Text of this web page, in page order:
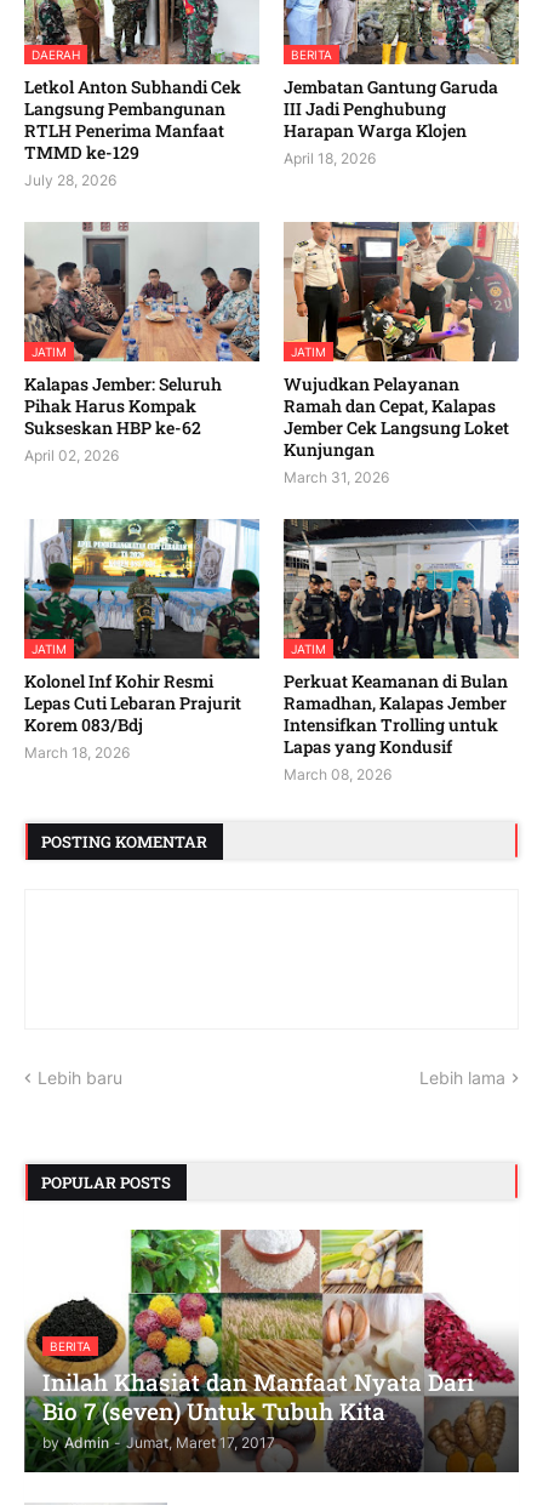
DAERAH
Letkol Anton Subhandi Cek
Langsung Pembangunan
RTLH Penerima Manfaat
TMMD ke-129
July 28, 2026
BERITA
Jembatan Gantung Garuda
III Jadi Penghubung
Harapan Warga Klojen
April 18, 2026
JATIM
Kalapas Jember: Seluruh
Pihak Harus Kompak
Sukseskan HBP ke-62
April 02, 2026
JATIM
Wujudkan Pelayanan
Ramah dan Cepat, Kalapas
Jember Cek Langsung Loket
Kunjungan
March 31, 2026
JATIM
Kolonel Inf Kohir Resmi
Lepas Cuti Lebaran Prajurit
Korem 083/Bdj
March 18, 2026
JATIM
Perkuat Keamanan di Bulan
Ramadhan, Kalapas Jember
Intensifkan Trolling untuk
Lapas yang Kondusif
March 08, 2026
POSTING KOMENTAR
Lebih baru Lebih lama
POPULAR POSTS
BERITA
Inilah Khasiat dan Manfaat Nyata Dari
Bio 7 (seven) Untuk Tubuh Kita
by Admin - Jumat, Maret 17, 2017